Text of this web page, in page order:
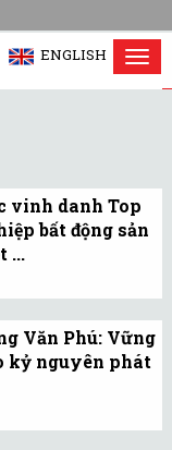
ENGLISH
vinh danh Top
bất động sản
...
uy tín
và năng lực
thị trường
Văn Phú: Vững
kỷ nguyên phát